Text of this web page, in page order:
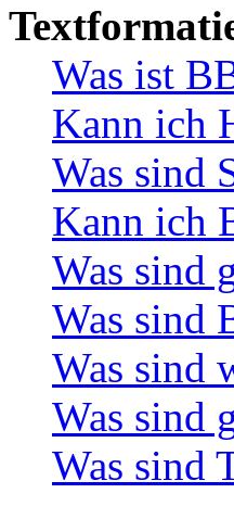
Was ist
Kann ich
Was sind
Kann ich
Was sind
Was sind
Was sind
Was sind
Was sind